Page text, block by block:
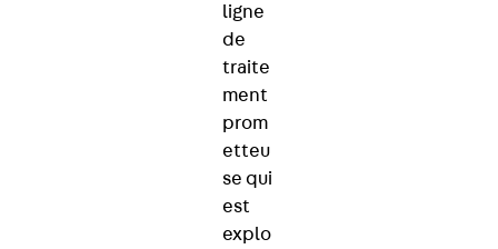
ligne
de
traite
ment
prom
etteu
se qui
est
explo